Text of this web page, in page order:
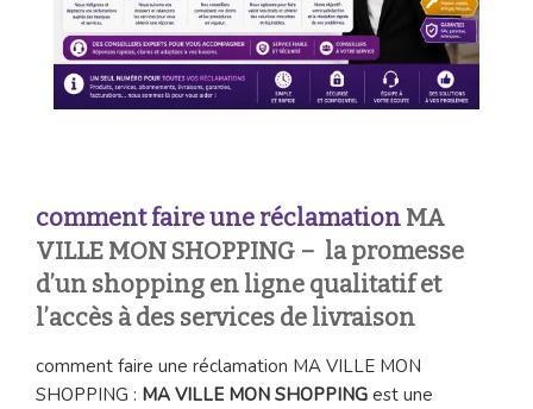
comment faire une réclamation MA
VILLE MON SHOPPING – la promesse
d’un shopping en ligne qualitatif et
l’accès à des services de livraison
comment faire une réclamation MA VILLE MON
SHOPPING : MA VILLE MON SHOPPING est une